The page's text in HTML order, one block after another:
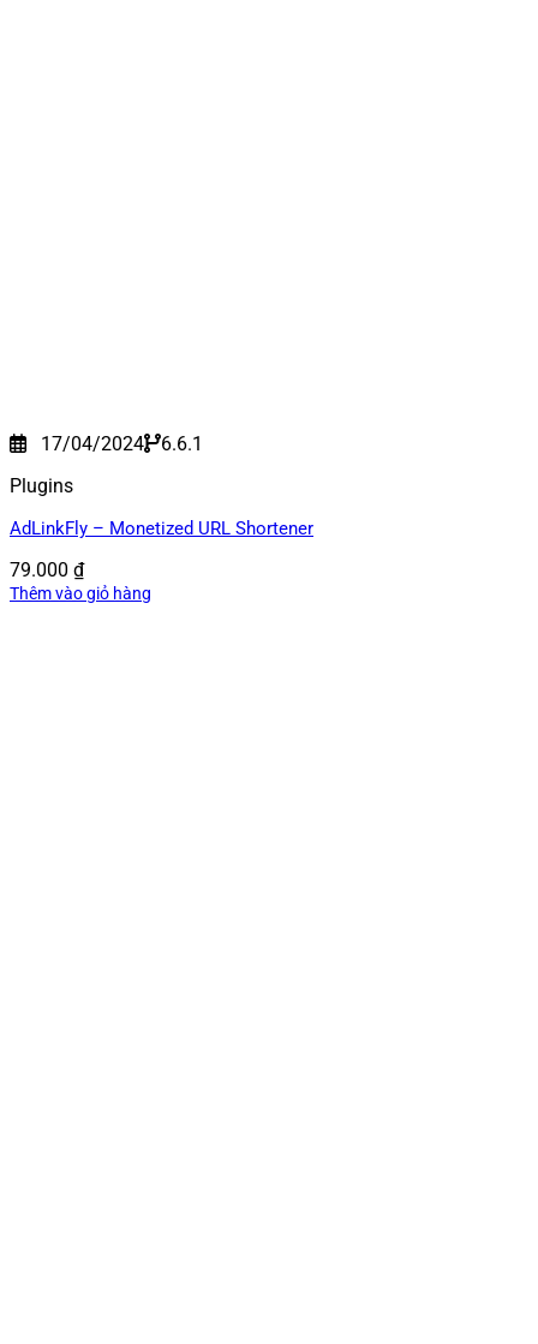
17/04/2024
6.6.1
Plugins
AdLinkFly – Monetized URL Shortener
79.000 ₫
Thêm vào giỏ hàng